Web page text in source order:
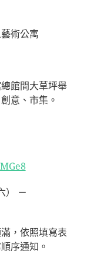
術公寓
館間大草坪舉
意、市集。
） －
，依照填寫表
序通知。